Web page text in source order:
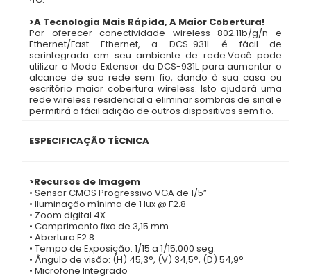
>A Tecnologia Mais Rápida, A Maior Cobertura!
Por oferecer conectividade wireless 802.11b/g/n e
Ethernet/Fast Ethernet, a DCS-931L é fácil de
serintegrada em seu ambiente de rede.Você pode
utilizar o Modo Extensor da DCS-931L para aumentar o
alcance de sua rede sem fio, dando à sua casa ou
escritório maior cobertura wireless. Isto ajudará uma
rede wireless residencial a eliminar sombras de sinal e
permitirá a fácil adição de outros dispositivos sem fio.
ESPECIFICAÇÃO TÉCNICA
>Recursos de Imagem
• Sensor CMOS Progressivo VGA de 1/5”
• Iluminação mínima de 1 lux @ F2.8
• Zoom digital 4X
• Comprimento fixo de 3,15 mm
• Abertura F2.8
• Tempo de Exposição: 1/15 a 1/15,000 seg.
• Ângulo de visão: (H) 45,3°, (V) 34,5°, (D) 54,9°
• Microfone Integrado